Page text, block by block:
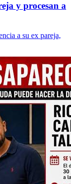
y procesan a
a su ex pareja,